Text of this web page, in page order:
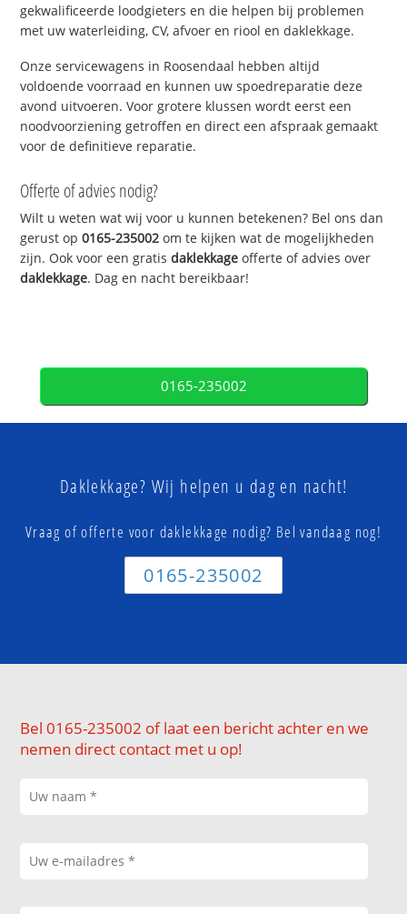
gekwalificeerde loodgieters en die helpen bij problemen
met uw waterleiding, CV, afvoer en riool en daklekkage.
Onze servicewagens in Roosendaal hebben altijd
voldoende voorraad en kunnen uw spoedreparatie deze
avond uitvoeren. Voor grotere klussen wordt eerst een
noodvoorziening getroffen en direct een afspraak gemaakt
voor de definitieve reparatie.
Offerte of advies nodig?
Wilt u weten wat wij voor u kunnen betekenen? Bel ons dan
gerust op0165-235002 om te kijken wat de mogelijkheden
zijn. Ook voor een gratisdaklekkage offerte of advies over
daklekkage. Dag en nacht bereikbaar!
0165-235002
Daklekkage? Wij helpen u dag en nacht!
Vraag of offerte voor daklekkage nodig? Bel vandaag nog!
0165-235002
Bel 0165-235002 of laat een bericht achter en we
nemen direct contact met u op!